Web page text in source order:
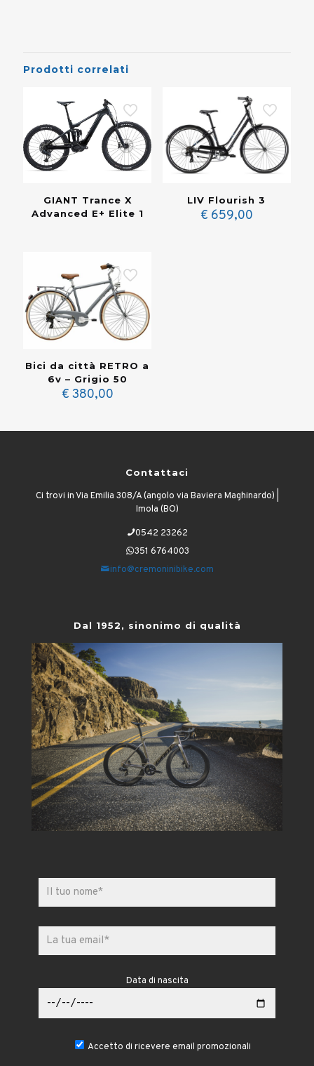
Prodotti correlati
GIANT Trance X
Advanced E+ Elite 1
LIV Flourish 3
€ 659,00
Bici da città RETRO a
6v – Grigio 50
€ 380,00
Contattaci
Ci trovi in Via Emilia 308/A (angolo via Baviera Maghinardo) |
Imola (BO)
0542 23262
351 6764003
info@cremoninibike.com
Dal 1952, sinonimo di qualità
Data di nascita
Accetto di ricevere email promozionali